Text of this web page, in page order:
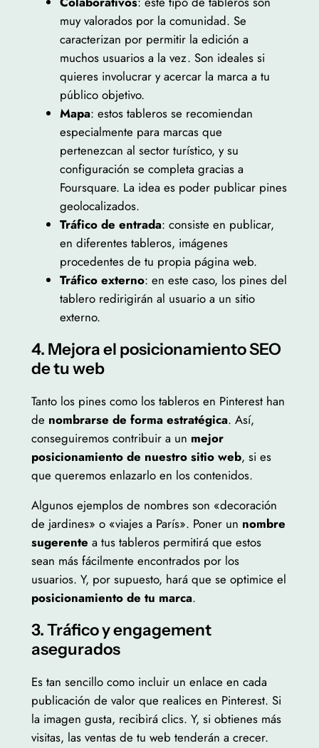
muy valorados por la comunidad. Se
caracterizan por permitir la edición a
muchos usuarios a la vez. Son ideales si
quieres involucrar y acercar la marca a tu
público objetivo.
Mapa: estos tableros se recomiendan
especialmente para marcas que
pertenezcan al sector turístico, y su
configuración se completa gracias a
Foursquare. La idea es poder publicar pines
geolocalizados.
Tráfico de entrada: consiste en publicar,
en diferentes tableros, imágenes
procedentes de tu propia página web.
Tráfico externo: en este caso, los pines del
tablero redirigirán al usuario a un sitio
externo.
4. Mejora el posicionamiento SEO
de tu web
Tanto los pines como los tableros en Pinterest han
de nombrarse de forma estratégica. Así,
conseguiremos contribuir a un mejor
posicionamiento de nuestro sitio web, si es
que queremos enlazarlo en los contenidos.
Algunos ejemplos de nombres son «decoración
de jardines» o «viajes a París». Poner un nombre
sugerente a tus tableros permitirá que estos
sean más fácilmente encontrados por los
usuarios. Y, por supuesto, hará que se optimice el
posicionamiento de tu marca.
3. Tráfico y engagement
asegurados
Es tan sencillo como incluir un enlace en cada
publicación de valor que realices en Pinterest. Si
la imagen gusta, recibirá clics. Y, si obtienes más
visitas, las ventas de tu web tenderán a crecer.